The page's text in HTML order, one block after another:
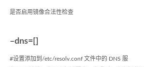
是否启用镜像合法性检查
–dns=[]
#设置添加到/etc/resolv.conf 文件中的 DNS 服